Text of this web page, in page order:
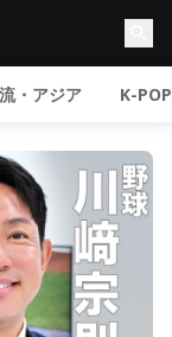
・アジア K-POP